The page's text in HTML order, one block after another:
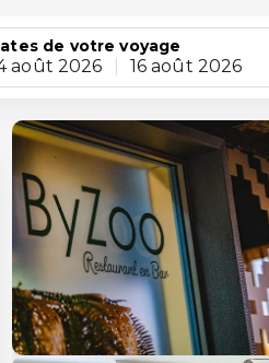
de votre voyage
août 2026 16 août 2026